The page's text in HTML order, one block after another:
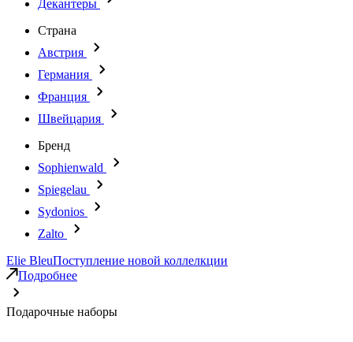
Декантеры
Страна
Австрия
Германия
Франция
Швейцария
Бренд
Sophienwald
Spiegelau
Sydonios
Zalto
Elie BleuПоступление новой коллелкции
Подробнее
Подарочные наборы